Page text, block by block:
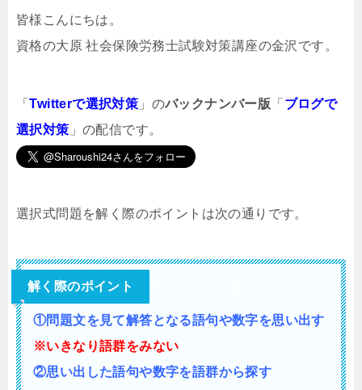
皆様こんにちは。
資格の大原 社会保険労務士試験対策講座の金沢です。
「Twitterで選択対策 」のバックナンバー版 「 ブログで
選択対策 」の配信です。
選択式問題を解く際のポイントは次の通りです。
解く際のポイント
①問題文を見て解答となる語句や数字を思い出す
※いきなり語群をみない
②思い出した語句や数字を語群から探す